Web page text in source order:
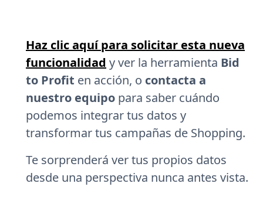
Haz clic aquí para solicitar esta nueva
funcionalidad y ver la herramienta Bid
to Profit en acción, o contacta a
nuestro equipo para saber cuándo
podemos integrar tus datos y
transformar tus campañas de Shopping.
Te sorprenderá ver tus propios datos
desde una perspectiva nunca antes vista.